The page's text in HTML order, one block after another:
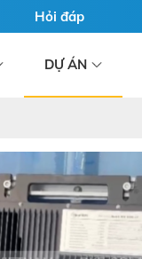
Hỏi đáp
DỰ ÁN